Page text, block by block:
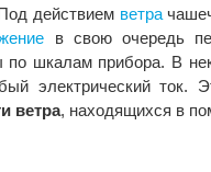
действием ветра
в свою очередь
по шкалам прибора. В
электрический ток.
ветра, находящихся в